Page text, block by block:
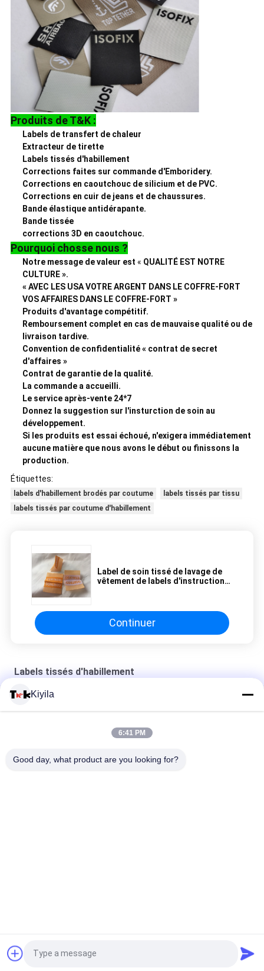
Produits de T&K :
Labels de transfert de chaleur
Extracteur de tirette
Labels tissés d'habillement
Corrections faites sur commande d'Emboridery.
Corrections en caoutchouc de silicium et de PVC.
Corrections en cuir de jeans et de chaussures.
Bande élastique antidérapante.
Bande tissée
corrections 3D en caoutchouc.
Pourquoi chosse nous ?
Notre message de valeur est « QUALITÉ EST NOTRE
CULTURE ».
« AVEC LES USA VOTRE ARGENT DANS LE COFFRE-FORT
VOS AFFAIRES DANS LE COFFRE-FORT »
Produits d'avantage compétitif.
Remboursement complet en cas de mauvaise qualité ou de
livraison tardive.
Convention de confidentialité « contrat de secret
d'affaires »
Contrat de garantie de la qualité.
La commande a accueilli.
Le service après-vente 24*7
Donnez la suggestion sur l'insturction de soin au
développement.
Si les produits est essai échoué, n'exigera immédiatement
aucune matière que nous avons le début ou finissons la
production.
Étiquettes:
labels d'habillement brodés par coutume
labels tissés par tissu
labels tissés par coutume d'habillement
Label de soin tissé de lavage de
vêtement de labels d'instruction
Continuer
Labels tissés d'habillement
Étiquettes de luxe tissées pour chaussures
Logo personnalisé, brodé sur des patchs pour vêtements.
densité Couverture de livre Étiquettes pliables pour sacs
Labels Tissés
D'habillement
Demandez un devis
Kiyila
6:41 PM
Good day, what product are you looking for?